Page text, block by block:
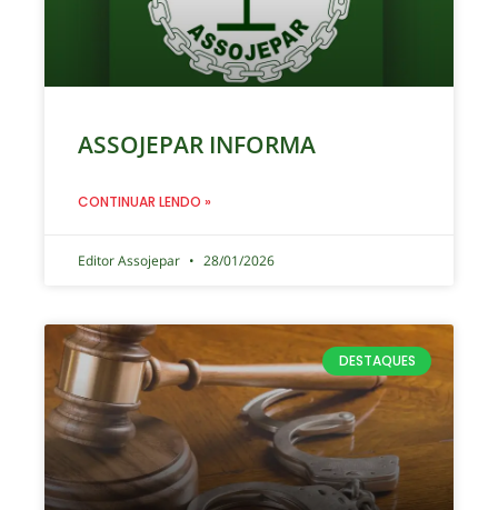
ASSOJEPAR INFORMA
CONTINUAR LENDO »
Editor Assojepar 28/01/2026
DESTAQUES